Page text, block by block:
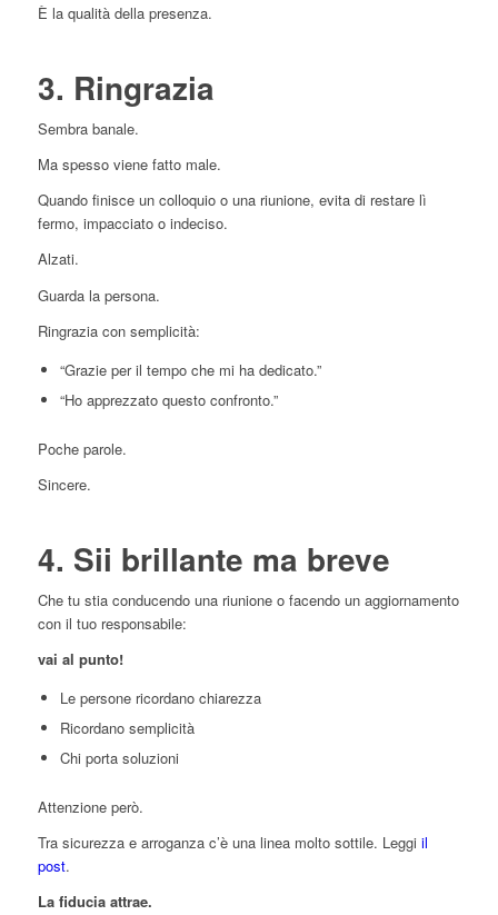
È la qualità della presenza.
3. Ringrazia
Sembra banale.
Ma spesso viene fatto male.
Quando finisce un colloquio o una riunione, evita di restare lì
fermo, impacciato o indeciso.
Alzati.
Guarda la persona.
Ringrazia con semplicità:
“Grazie per il tempo che mi ha dedicato.”
“Ho apprezzato questo confronto.”
Poche parole.
Sincere.
4. Sii brillante ma breve
Che tu stia conducendo una riunione o facendo un aggiornamento
con il tuo responsabile:
vai al punto!
Le persone ricordano chiarezza
Ricordano semplicità
Chi porta soluzioni
Attenzione però.
Tra sicurezza e arroganza c’è una linea molto sottile. Leggi il
post.
La fiducia attrae.